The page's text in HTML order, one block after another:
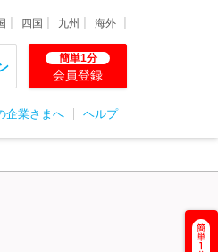
四国 九州 海外
簡単1分
会員登録
企業さまへ ヘルプ